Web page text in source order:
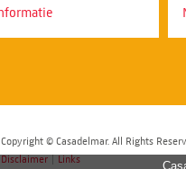
Copyright © Casadelmar. All Rights
Disclaimer
Links